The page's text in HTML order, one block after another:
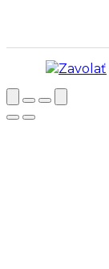
Zavolať